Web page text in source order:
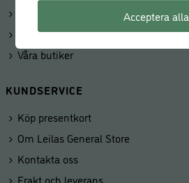
Kunduppgifter
Våra butiker
KUNDSERVICE
Köp presentkort
Om Leilas General Store
Kontakta oss
Frakt och leverans
Acceptera alla